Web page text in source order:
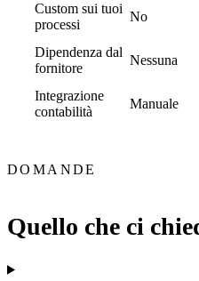
Custom sui tuoi
processi
No
Dipendenza dal
fornitore
Nessuna
Integrazione
contabilità
Manuale
DOMANDE
Quello che ci